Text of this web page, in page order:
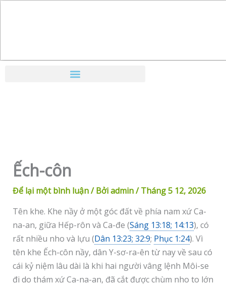
Ếch-côn
Để lại một bình luận/ Bởiadmin/Tháng 5 12, 2026
Tên khe. Khe nầy ở một góc đất về phía nam xứ Ca-
na-an, giữa Hếp-rôn và Ca-đe (Sáng 13:18; 14:13), có
rất nhiều nho và lựu (Dân 13:23; 32:9; Phục 1:24). Vì
tên khe Ếch-côn nầy, dân Y-sơ-ra-ên từ nay về sau có
cái kỷ niệm lâu dài là khi hai người vâng lệnh Môi-se
đi do thám xứ Ca-na-an, đã cắt được chùm nho to lớn